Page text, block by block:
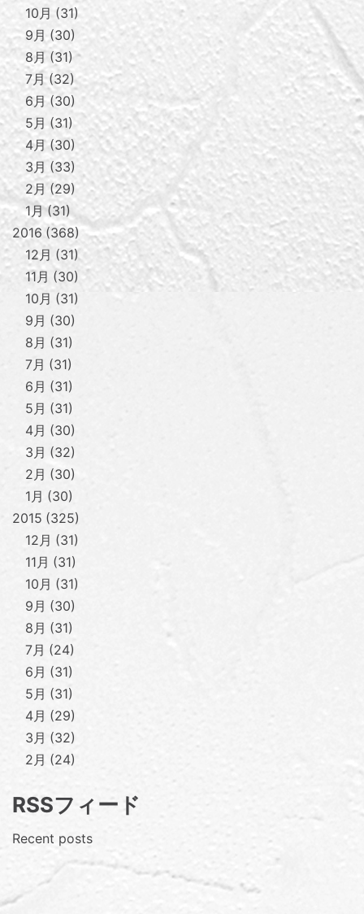
10月
31
9月
30
8月 31
7月 32
6月
30
5月
31
4月 30
3月
33
2月
29
1月 31
2016 368
12月
31
11月
30
10月
31
9月
30
8月
31
7月
31
6月
31
5月
31
4月
30
3月
32
2月
30
1月
30
2015 325
12月
31
11月
31
10月
31
9月
30
8月
31
7月
24
6月
31
5月
31
4月
29
3月
32
2月
24
RSSフィード
Recent posts